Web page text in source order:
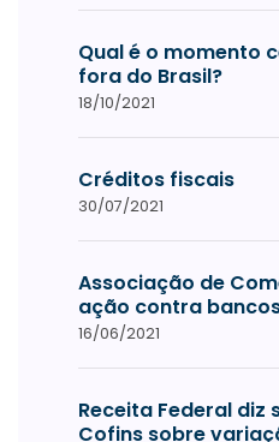
Qual é o momento
fora do Brasil?
18/10/2021
Créditos fiscais
30/07/2021
Associação de
ação contra
16/06/2021
Receita Federal diz
Cofins sobre